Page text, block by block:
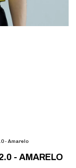
- Amarelo
- AMARELO